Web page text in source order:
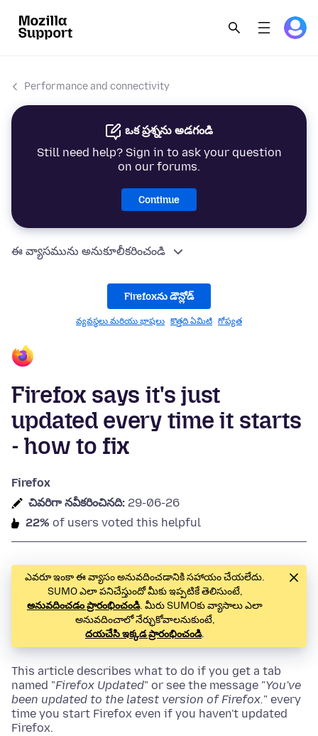
Performance and connectivity
ఒక ప్రశ్నను అడగండి
Still need help? Sign in to ask your question
on our forums.
Continue
ఈ వ్యాసమును అనుకూలీకరించండి
Firefoxను డౌన్లోడ్
వ్యవస్థలు మరియు భాషలు కొత్తది ఏమిటి గోప్యత
Firefox says it's just
updated every time it starts
- how to fix
Firefox
చివరిగా నవీకరించినది: 29-06-26
22% of users voted this helpful
ఎవరూ ఇంకా ఈ వ్యాసం అనువదించడానికి సహాయం చేయలేదు.
SUMO ఎలా పనిచేస్తుందో మీకు ఇప్పటికే తెలిసుంటే,
అనువదించడం ప్రారంభించండి. మీరు SUMOకు వ్యాసాలు ఎలా
అనువదించాలో నేర్ఛుకోవాలనుకుంటే,
దయచేసి ఇక్కడ ప్రారంభించండి.
This article describes what to do if you get a tab
named "Firefox Updated" or see the message "You've
been updated to the latest version of Firefox." every
time you start Firefox even if you haven't updated
Firefox.